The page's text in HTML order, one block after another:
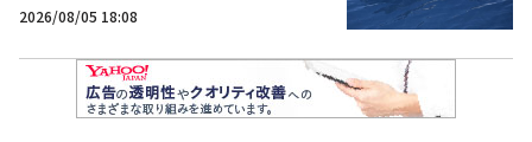
2026/08/05 18:08